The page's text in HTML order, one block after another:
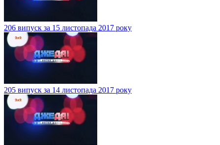
206 випуск за 15 листопада 2017 року
205 випуск за 14 листопада 2017 року